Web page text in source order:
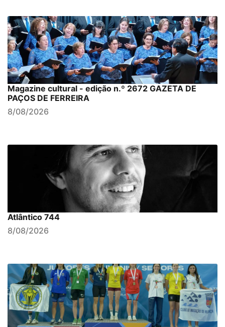
Magazine cultural - edição n.º 2672 GAZETA DE
PAÇOS DE FERREIRA
8/08/2026
Atlântico 744
8/08/2026